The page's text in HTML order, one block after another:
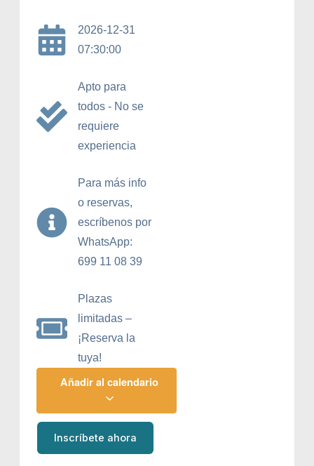
2026-12-31
07:30:00
Apto para
todos - No se
requiere
experiencia
Para más info
o reservas,
escríbenos por
WhatsApp:
699 11 08 39
Plazas
limitadas –
¡Reserva la
tuya!
Inscríbete ahora